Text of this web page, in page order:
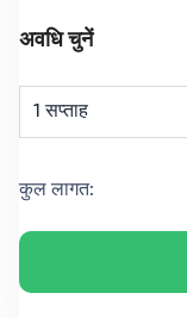
अवधि चुनें
1 सप्ताह
कुल लागत: